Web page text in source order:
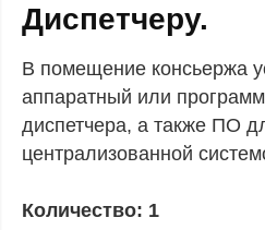
Диспетчеру.
В помещение консьержа
аппаратный или
диспетчера, а также ПО
централизованной
Количество: 1